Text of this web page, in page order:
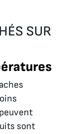
SUR
sont